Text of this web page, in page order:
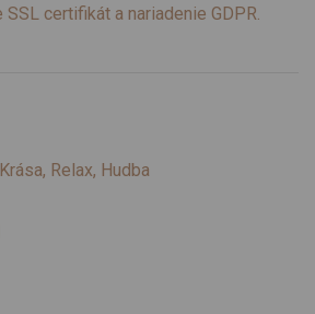
SSL certifikát a nariadenie GDPR.
Relax, Hudba